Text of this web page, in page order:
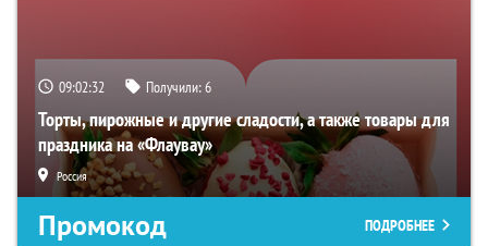
09:02:31 Получили:6
Торты, пирожные и другие сладости, а также товары для
праздника на «Флаувау»
Россия
Промокод ПОДРОБНЕЕ